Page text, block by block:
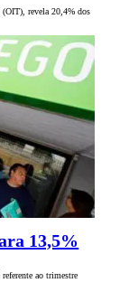
(OIT), revela 20,4% dos
13,5%
ao trimestre